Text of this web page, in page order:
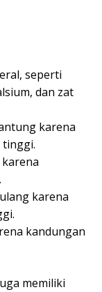
seperti
dan zat
karena
karena
kandungan
memiliki